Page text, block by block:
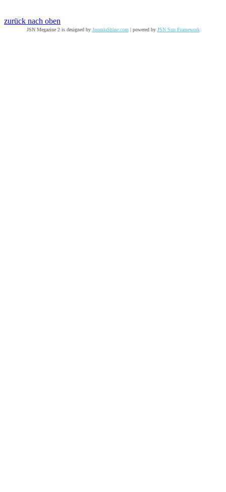
zurück nach oben
JSN Megazine 2 is designed by JoomlaShine.com| powered by JSN Sun Framework